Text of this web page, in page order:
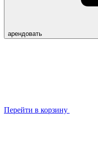
арендовать
Перейти в корзину